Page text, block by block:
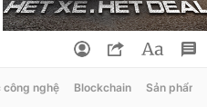
công nghệ Blockchain Sản phẩm